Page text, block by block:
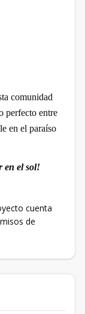
comunidad
perfecto entre
en el paraíso
en el sol!
cuenta
de